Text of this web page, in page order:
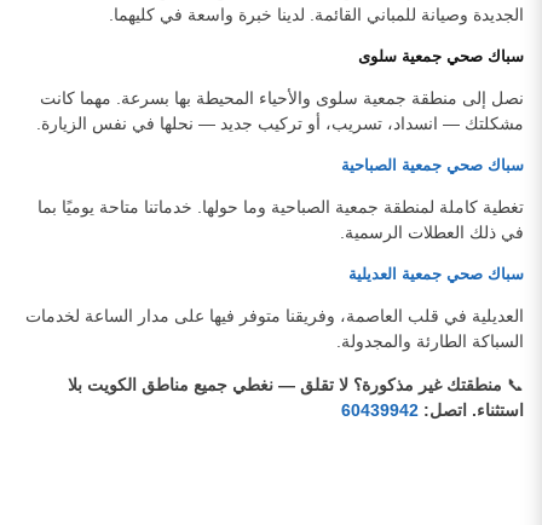
الجديدة وصيانة للمباني القائمة. لدينا خبرة واسعة في كليهما.
سباك صحي جمعية سلوى
نصل إلى منطقة جمعية سلوى والأحياء المحيطة بها بسرعة. مهما كانت
مشكلتك — انسداد، تسريب، أو تركيب جديد — نحلها في نفس الزيارة.
سباك صحي جمعية الصباحية
تغطية كاملة لمنطقة جمعية الصباحية وما حولها. خدماتنا متاحة يوميًا بما
في ذلك العطلات الرسمية.
سباك صحي جمعية العديلية
العديلية في قلب العاصمة، وفريقنا متوفر فيها على مدار الساعة لخدمات
السباكة الطارئة والمجدولة.
📞 منطقتك غير مذكورة؟ لا تقلق — نغطي جميع مناطق الكويت بلا
استثناء. اتصل: 60439942